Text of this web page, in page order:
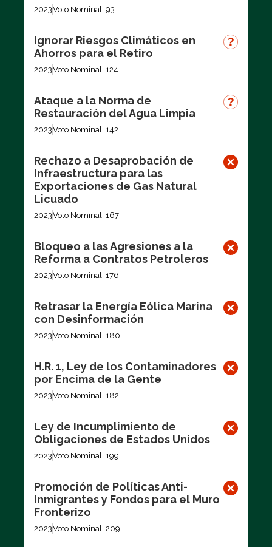
2023Voto Nominal: 93
Ignorar Riesgos Climáticos en
Ahorros para el Retiro
2023Voto Nominal: 124
Ataque a la Norma de
Restauración del Agua Limpia
2023Voto Nominal: 142
Rechazo a Desaprobación de
Infraestructura para las
Exportaciones de Gas Natural
Licuado
2023Voto Nominal: 167
Bloqueo a las Agresiones a la
Reforma a Contratos Petroleros
2023Voto Nominal: 176
Retrasar la Energía Eólica Marina
con Desinformación
2023Voto Nominal: 180
H.R. 1, Ley de los Contaminadores
por Encima de la Gente
2023Voto Nominal: 182
Ley de Incumplimiento de
Obligaciones de Estados Unidos
2023Voto Nominal: 199
Promoción de Políticas Anti-
Inmigrantes y Fondos para el Muro
Fronterizo
2023Voto Nominal: 209